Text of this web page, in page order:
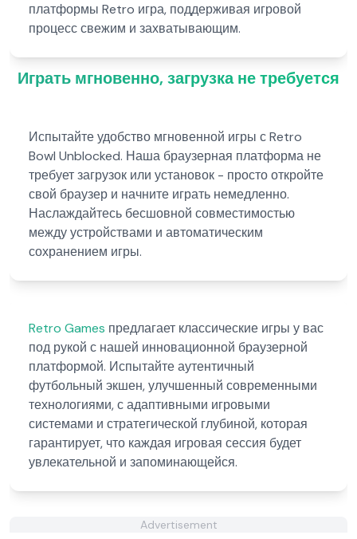
платформы Retro игра, поддерживая игровой
процесс свежим и захватывающим.
Играть мгновенно, загрузка не требуется
Испытайте удобство мгновенной игры с Retro
Bowl Unblocked. Наша браузерная платформа не
требует загрузок или установок - просто откройте
свой браузер и начните играть немедленно.
Наслаждайтесь бесшовной совместимостью
между устройствами и автоматическим
сохранением игры.
Retro Games предлагает классические игры у вас
под рукой с нашей инновационной браузерной
платформой. Испытайте аутентичный
футбольный экшен, улучшенный современными
технологиями, с адаптивными игровыми
системами и стратегической глубиной, которая
гарантирует, что каждая игровая сессия будет
увлекательной и запоминающейся.
Advertisement